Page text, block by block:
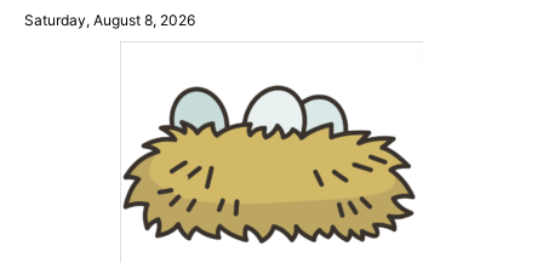
SkipSaturday, August 8, 2026